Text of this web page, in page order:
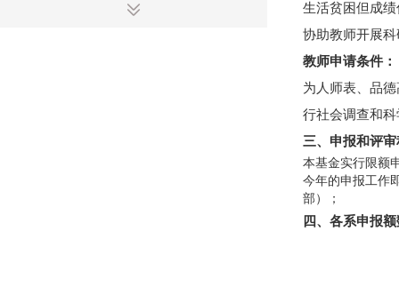
生活贫困但成
协助教师开展
教师申请条件：
为人师表、品
行社会调查和
三、申报和评
本基金实行限额
今年的申报工作
部）；
四、各系申报